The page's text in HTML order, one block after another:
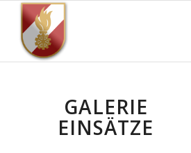
GALERIE
EINSÄTZE